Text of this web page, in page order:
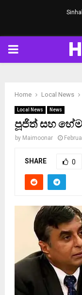
PRIMARY
Home Local News
Local News News
පූජිත් සහ
by Maimoonar
SHARE 0